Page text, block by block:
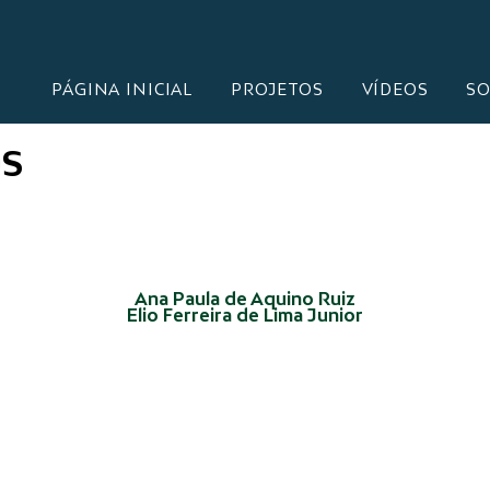
PÁGINA INICIAL PROJETOS VÍDEOS
Ana Paula de Aquino Ruiz
Elio Ferreira de Lima Junior